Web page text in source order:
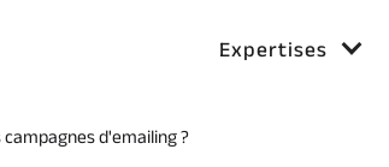
Expertises
d'emailing ?